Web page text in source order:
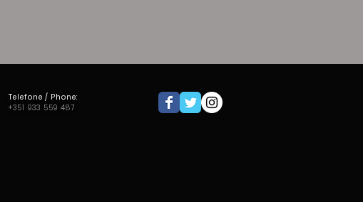
Telefone / Phone:
+351 933 559 487